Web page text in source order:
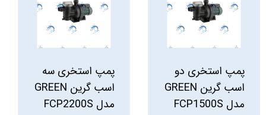
پمپ استخری دو
اسب گرین GREEN
مدل FCP1500S
پمپ استخری سه
اسب گرین GREEN
مدل FCP2200S